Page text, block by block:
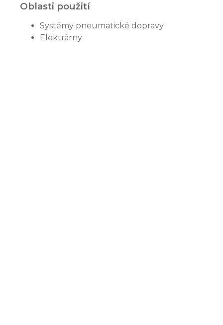
Oblasti použití
Systémy pneumatické dopravy
Elektrárny